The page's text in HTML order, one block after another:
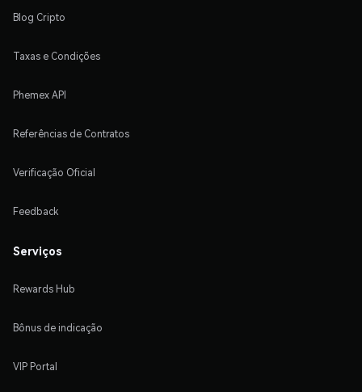
Blog Cripto
Taxas e Condições
Phemex API
Referências de Contratos
Verificação Oficial
Feedback
Serviços
Rewards Hub
Bônus de indicação
VIP Portal